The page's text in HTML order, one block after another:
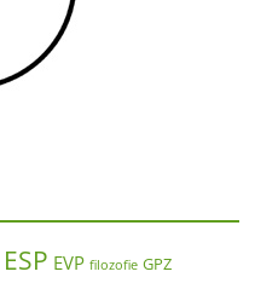
ESP EVP filozofie GPZ